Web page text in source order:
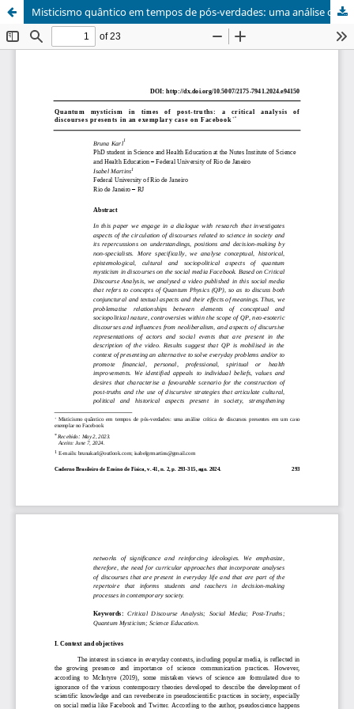
Misticismo quântico em tempos de pós-verdades: uma análise crítica de discursos presentes em um caso exemplar no Facebook